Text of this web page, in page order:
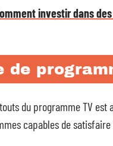
investir dans
de
du programme TV
capables de